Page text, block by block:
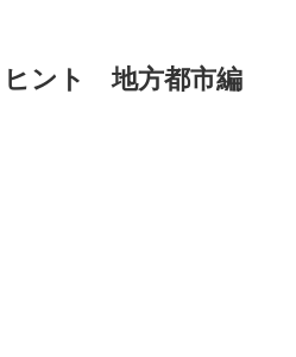
ヒント 地方都市編